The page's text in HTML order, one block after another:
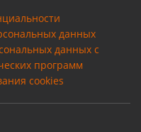
данных
данных с
программ
cookies